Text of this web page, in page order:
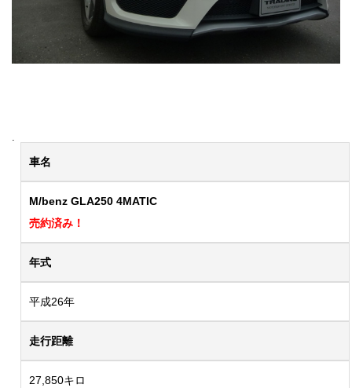
.
車名
M/benz GLA250 4MATIC
売約済み！
年式
平成26年
走行距離
27,850キロ